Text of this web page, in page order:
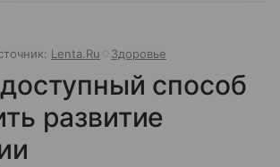
Lenta.Ru Здоровье
способ
развитие